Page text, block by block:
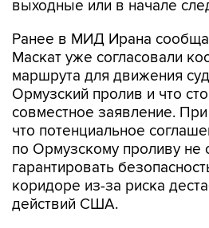
выходные или в начале
Ранее в МИД Ирана
Маскат уже согласовали
маршрута для движения
Ормузский пролив и что
совместное заявление.
что потенциальное
по Ормузскому проливу не
гарантировать
коридоре из-за риска
действий США.